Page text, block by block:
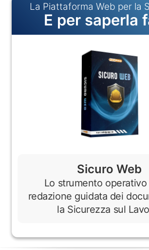
La Piattaforma Web per la
E per saperla
Sicuro Web
Lo strumento operativo
redazione guidata dei
la Sicurezza sul